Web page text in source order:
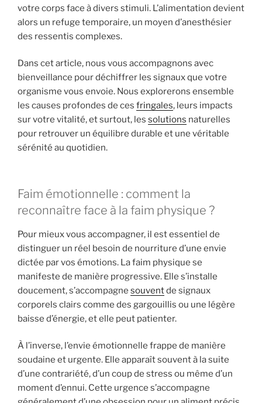
votre corps face à divers stimuli. L’alimentation devient
alors un refuge temporaire, un moyen d’anesthésier
des ressentis complexes.
Dans cet article, nous vous accompagnons avec
bienveillance pour déchiffrer les signaux que votre
organisme vous envoie. Nous explorerons ensemble
les causes profondes de ces fringales, leurs impacts
sur votre vitalité, et surtout, les solutions naturelles
pour retrouver un équilibre durable et une véritable
sérénité au quotidien.
Faim émotionnelle : comment la
reconnaître face à la faim physique ?
Pour mieux vous accompagner, il est essentiel de
distinguer un réel besoin de nourriture d’une envie
dictée par vos émotions. La faim physique se
manifeste de manière progressive. Elle s’installe
doucement, s’accompagne souventde signaux
corporels clairs comme des gargouillis ou une légère
baisse d’énergie, et elle peut patienter.
À l’inverse, l’envie émotionnelle frappe de manière
soudaine et urgente. Elle apparaît souvent à la suite
d’une contrariété, d’un coup de stress ou même d’un
moment d’ennui. Cette urgence s’accompagne